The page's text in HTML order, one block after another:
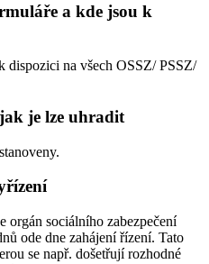
a kde jsou k
dispozici na všech OSSZ/ PSSZ/
je lze uhradit
orgán sociálního zabezpečení
ode dne zahájení řízení. Tato
se např. došetřují rozhodné